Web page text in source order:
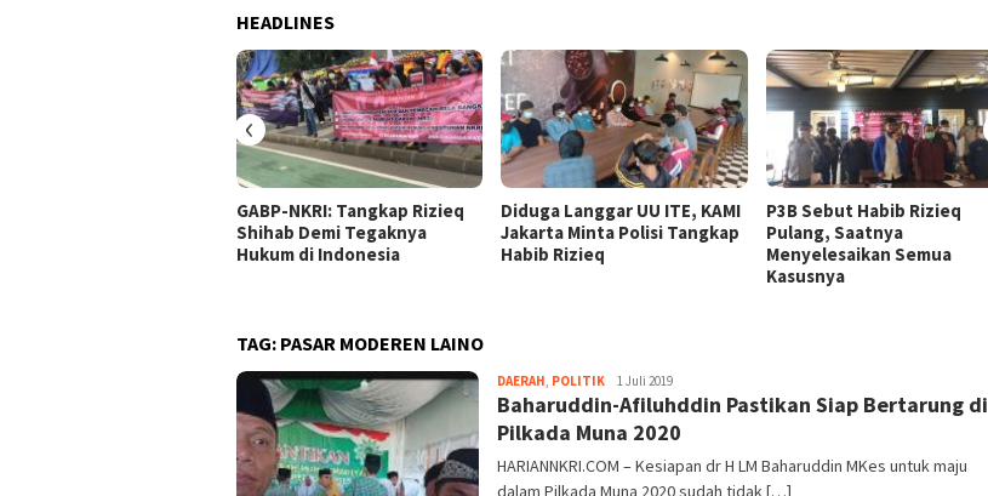
HEADLINES
GABP-NKRI: Tangkap Rizieq
Shihab Demi Tegaknya
Hukum di Indonesia
Diduga Langgar UU ITE, KAMI
Jakarta Minta Polisi Tangkap
Habib Rizieq
P3B Sebut Habib Rizieq
Pulang, Saatnya
Menyelesaikan Semua
Kasusnya
‹
TAG: PASAR MODEREN LAINO
DAERAH, POLITIKREDAKSI
1 Juli 2019
Baharuddin-Afiluhddin Pastikan Siap Bertarung di
Pilkada Muna 2020
HARIANNKRI.COM – Kesiapan dr H LM Baharuddin MKes untuk maju
dalam Pilkada Muna 2020 sudah tidak […]